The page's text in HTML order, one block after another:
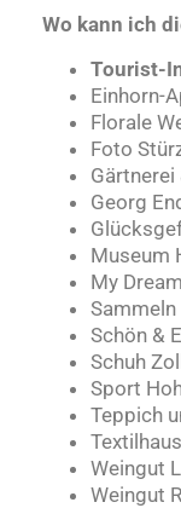
Wo kann ich
Tourist-
Einhorn-
Florale
Foto
Georg
Museum
My
Sammeln
Schön &
Schuh
Sport
Teppich
Weingut
Weingut